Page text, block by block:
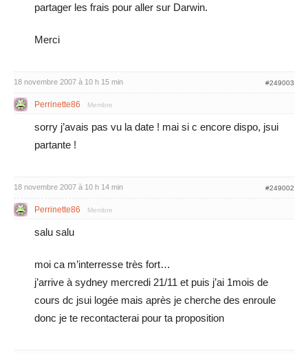
partager les frais pour aller sur Darwin.
Merci
18 novembre 2007 à 10 h 15 min #249003
Perrinette86 Membre
sorry j’avais pas vu la date ! mai si c encore dispo, jsui
partante !
18 novembre 2007 à 10 h 14 min #249002
Perrinette86 Membre
salu salu
moi ca m’interresse très fort…
j’arrive à sydney mercredi 21/11 et puis j’ai 1mois de
cours dc jsui logée mais après je cherche des enroule
donc je te recontacterai pour ta proposition